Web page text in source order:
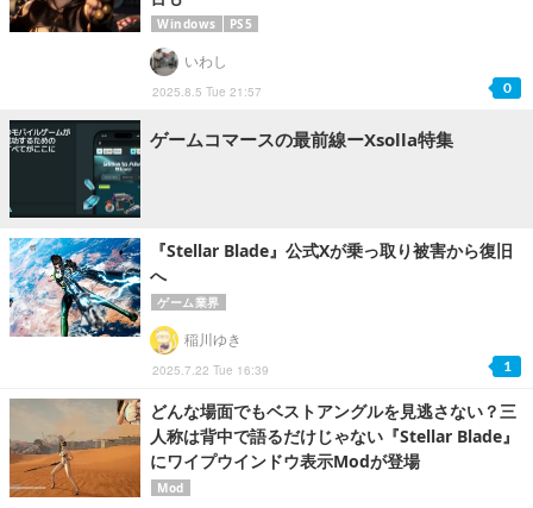
Windows PS5
2025.8.5 Tue 21:57
いわし
0
ゲームコマースの最前線ーXsolla特集
『Stellar Blade』公式Xが乗っ取り被害から復旧
へ
ゲーム業界
2025.7.22 Tue 16:39
稲川ゆき
1
どんな場面でもベストアングルを見逃さない？三
人称は背中で語るだけじゃない『Stellar Blade』
にワイプウインドウ表示Modが登場
Mod